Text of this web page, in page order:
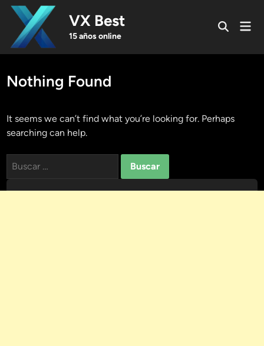
Skip
content
VX Best
15 años online
Open
Nothing Found
It seems we can’t find what you’re looking for. Perhaps
searching can help.
Buscar: